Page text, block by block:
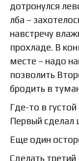
дотронулся
лба –
навстречу
прохладе. В
месте – надо
позволить
бродить в
Где-то в
Первый сделал
Еще один
Сделать